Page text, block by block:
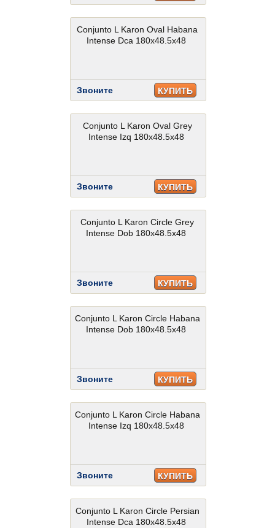
Conjunto L Karon Oval Habana
Intense Dca 180x48.5x48
Звоните КУПИТЬ
Conjunto L Karon Oval Grey
Intense Izq 180x48.5x48
Звоните КУПИТЬ
Conjunto L Karon Circle Grey
Intense Dob 180x48.5x48
Звоните КУПИТЬ
Conjunto L Karon Circle Habana
Intense Dob 180x48.5x48
Звоните КУПИТЬ
Conjunto L Karon Circle Habana
Intense Izq 180x48.5x48
Звоните КУПИТЬ
Conjunto L Karon Circle Persian
Intense Dca 180x48.5x48